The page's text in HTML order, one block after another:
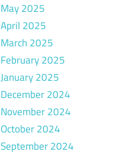
May 2025
April 2025
March 2025
February 2025
January 2025
December 2024
November 2024
October 2024
September 2024